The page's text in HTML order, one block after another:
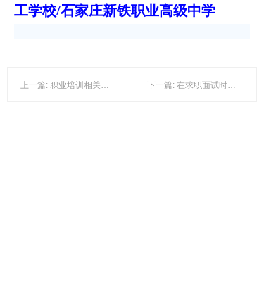
工学校/石家庄新铁职业高级中学
下一篇: 在求职面试时把握“四个度”-石家庄铁路职业高级技工学校